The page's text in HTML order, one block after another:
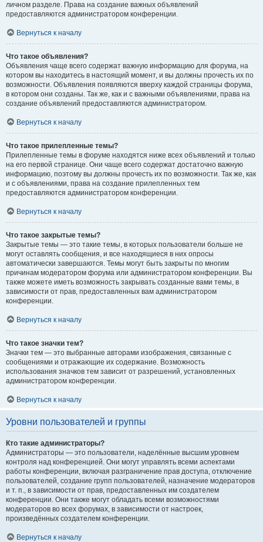
личном разделе. Права на создание важных объявлений
предоставляются администратором конференции.
Вернуться к началу
Что такое объявления?
Объявления чаще всего содержат важную информацию для форума, на
котором вы находитесь в настоящий момент, и вы должны прочесть их по
возможности. Объявления появляются вверху каждой страницы форума,
в котором они созданы. Так же, как и с важными объявлениями, права на
создание объявлений предоставляются администратором.
Вернуться к началу
Что такое прилепленные темы?
Прилепленные темы в форуме находятся ниже всех объявлений и только
на его первой странице. Они чаще всего содержат достаточно важную
информацию, поэтому вы должны прочесть их по возможности. Так же, как
и с объявлениями, права на создание прилепленных тем
предоставляются администратором конференции.
Вернуться к началу
Что такое закрытые темы?
Закрытые темы — это такие темы, в которых пользователи больше не
могут оставлять сообщения, и все находящиеся в них опросы
автоматически завершаются. Темы могут быть закрыты по многим
причинам модератором форума или администратором конференции. Вы
также можете иметь возможность закрывать созданные вами темы, в
зависимости от прав, предоставленных вам администратором
конференции.
Вернуться к началу
Что такое значки тем?
Значки тем — это выбранные авторами изображения, связанные с
сообщениями и отражающие их содержание. Возможность
использования значков тем зависит от разрешений, установленных
администратором конференции.
Вернуться к началу
Уровни пользователей и группы
Кто такие администраторы?
Администраторы — это пользователи, наделённые высшим уровнем
контроля над конференцией. Они могут управлять всеми аспектами
работы конференции, включая разграничение прав доступа, отключение
пользователей, создание групп пользователей, назначение модераторов
и т. п., в зависимости от прав, предоставленных им создателем
конференции. Они также могут обладать всеми возможностями
модераторов во всех форумах, в зависимости от настроек,
произведённых создателем конференции.
Вернуться к началу